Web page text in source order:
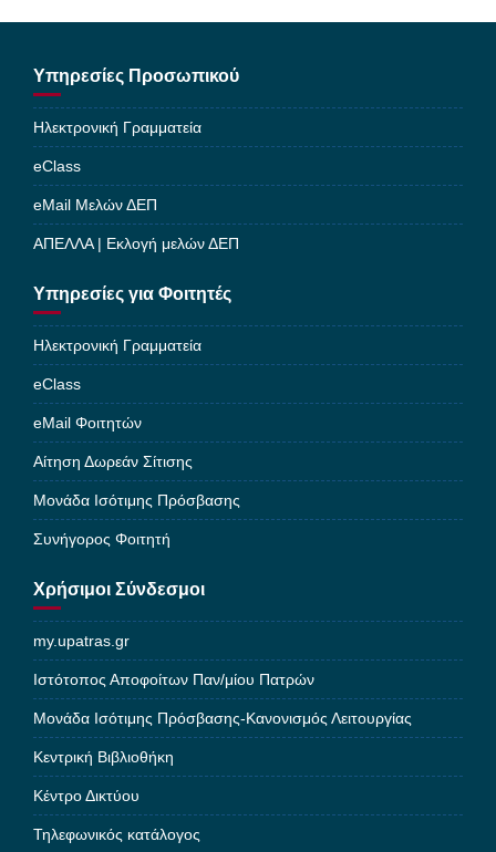
Υπηρεσίες Προσωπικού
Ηλεκτρονική Γραμματεία
eClass
eMail Μελών ΔΕΠ
ΑΠΕΛΛΑ | Εκλογή μελών ΔΕΠ
Υπηρεσίες για Φοιτητές
Ηλεκτρονική Γραμματεία
eClass
eMail Φοιτητών
Αίτηση Δωρεάν Σίτισης
Μονάδα Ισότιμης Πρόσβασης
Συνήγορος Φοιτητή
Χρήσιμοι Σύνδεσμοι
my.upatras.gr
Ιστότοπος Αποφοίτων Παν/μίου Πατρών
Μονάδα Ισότιμης Πρόσβασης-Κανονισμός Λειτουργίας
Κεντρική Βιβλιοθήκη
Κέντρο Δικτύου
Τηλεφωνικός κατάλογος